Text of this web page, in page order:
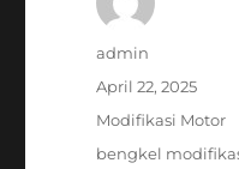
Author
admin
Posted
April 22, 2025
Categories
Modifikasi Motor
Tags
bengkel